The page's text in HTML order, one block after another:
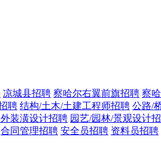
凉城县招聘 察哈尔右翼前旗招聘 察
聘 结构/土木/土建工程师招聘 公路/
装潢设计招聘 园艺/园林/景观设计
合同管理招聘 安全员招聘 资料员招聘